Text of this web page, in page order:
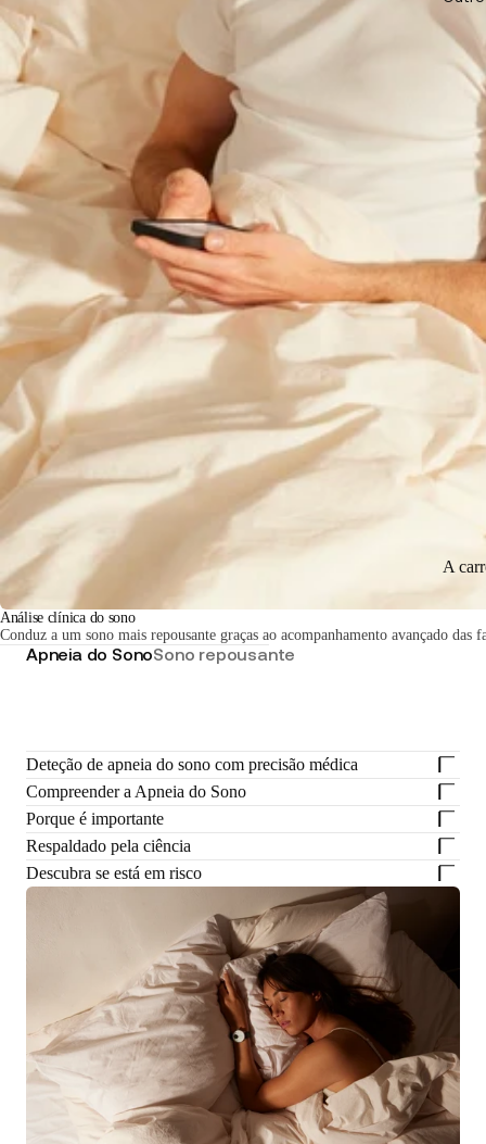
A
Análise clínica do sono
Conduz a um sono mais repousante graças ao acompanhamento avançado das
Apneia do SonoSono repousante
Deteção de apneia do sono com precisão médica
Compreender a Apneia do Sono
Porque é importante
Respaldado pela ciência
Descubra se está em risco